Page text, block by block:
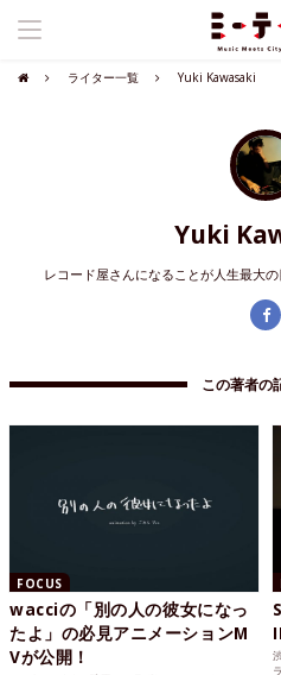
ライター一覧 Yuki Kawasaki
Yuki
レコード屋さんになることが人生最大
この著者の
FOCUS
wacciの「別の人の彼女になっ
たよ」の必見アニメーションM
Vが公開！